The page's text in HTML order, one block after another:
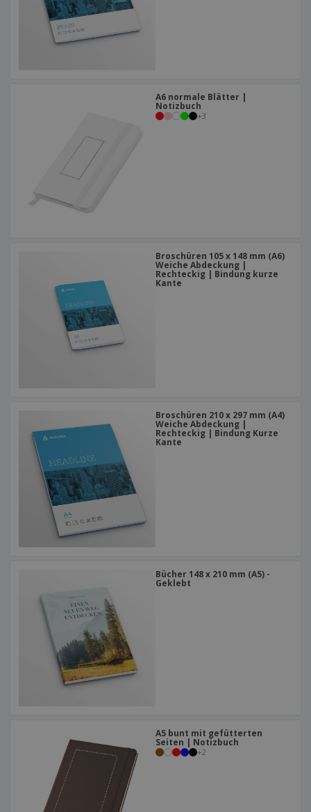
A6 normale Blätter |
Notizbuch
+3
Broschüren 105 x 148 mm (A6)
Weiche Abdeckung |
Rechteckig | Bindung kurze
Kante
Broschüren 210 x 297 mm (A4)
Weiche Abdeckung |
Rechteckig | Bindung Kurze
Kante
Bücher 148 x 210 mm (A5) -
Geklebt
A5 bunt mit gefütterten
Seiten | Notizbuch
+2